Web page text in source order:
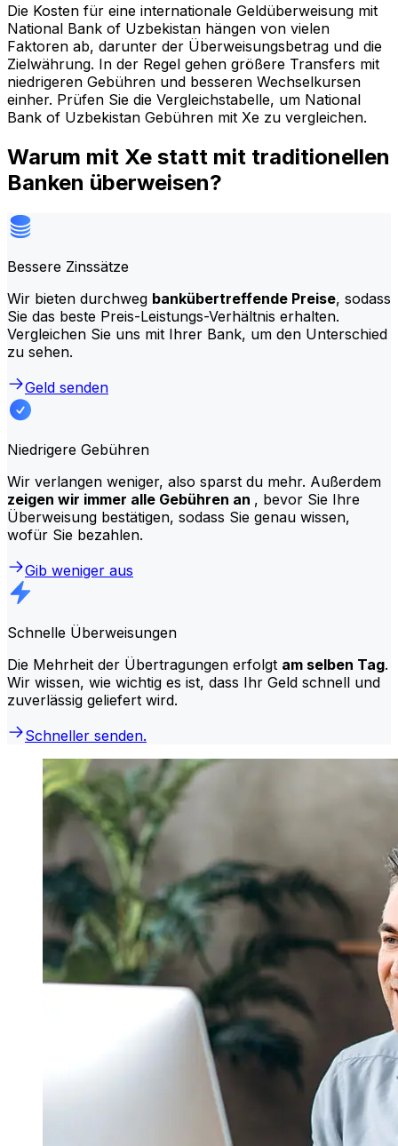
Die Kosten für eine internationale Geldüberweisung mit
National Bank of Uzbekistan hängen von vielen
Faktoren ab, darunter der Überweisungsbetrag und die
Zielwährung. In der Regel gehen größere Transfers mit
niedrigeren Gebühren und besseren Wechselkursen
einher. Prüfen Sie die Vergleichstabelle, um National
Bank of Uzbekistan Gebühren mit Xe zu vergleichen.
Warum mit Xe statt mit traditionellen
Banken überweisen?
Bessere Zinssätze
Wir bieten durchweg bankübertreffende Preise, sodass
Sie das beste Preis-Leistungs-Verhältnis erhalten.
Vergleichen Sie uns mit Ihrer Bank, um den Unterschied
zu sehen.
Geld senden
Niedrigere Gebühren
Wir verlangen weniger, also sparst du mehr. Außerdem
zeigen wir immer alle Gebühren an , bevor Sie Ihre
Überweisung bestätigen, sodass Sie genau wissen,
wofür Sie bezahlen.
Gib weniger aus
Schnelle Überweisungen
Die Mehrheit der Übertragungen erfolgt am selben Tag.
Wir wissen, wie wichtig es ist, dass Ihr Geld schnell und
zuverlässig geliefert wird.
Schneller senden.